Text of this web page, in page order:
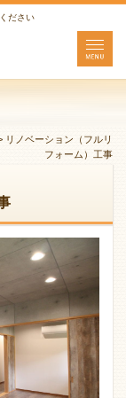
ださい
リノベーション（フルリ
フォーム）工事